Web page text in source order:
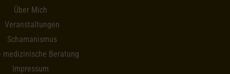
Über Mich
Veranstaltungen
Schamanismus
medizinische Beratung
Impressum